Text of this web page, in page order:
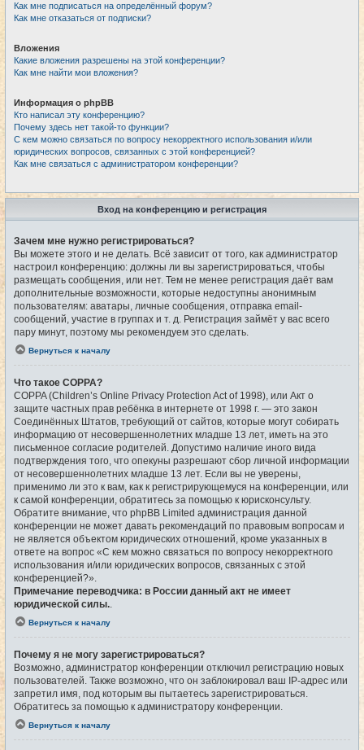
Как мне подписаться на определённый форум?
Как мне отказаться от подписки?
Вложения
Какие вложения разрешены на этой конференции?
Как мне найти мои вложения?
Информация о phpBB
Кто написал эту конференцию?
Почему здесь нет такой-то функции?
С кем можно связаться по вопросу некорректного использования и/или
юридических вопросов, связанных с этой конференцией?
Как мне связаться с администратором конференции?
Вход на конференцию и регистрация
Зачем мне нужно регистрироваться?
Вы можете этого и не делать. Всё зависит от того, как администратор
настроил конференцию: должны ли вы зарегистрироваться, чтобы
размещать сообщения, или нет. Тем не менее регистрация даёт вам
дополнительные возможности, которые недоступны анонимным
пользователям: аватары, личные сообщения, отправка email-
сообщений, участие в группах и т. д. Регистрация займёт у вас всего
пару минут, поэтому мы рекомендуем это сделать.
Вернуться к началу
Что такое COPPA?
COPPA (Children’s Online Privacy Protection Act of 1998), или Акт о
защите частных прав ребёнка в интернете от 1998 г. — это закон
Соединённых Штатов, требующий от сайтов, которые могут собирать
информацию от несовершеннолетних младше 13 лет, иметь на это
письменное согласие родителей. Допустимо наличие иного вида
подтверждения того, что опекуны разрешают сбор личной информации
от несовершеннолетних младше 13 лет. Если вы не уверены,
применимо ли это к вам, как к регистрирующемуся на конференции, или
к самой конференции, обратитесь за помощью к юрисконсульту.
Обратите внимание, что phpBB Limited администрация данной
конференции не может давать рекомендаций по правовым вопросам и
не является объектом юридических отношений, кроме указанных в
ответе на вопрос «С кем можно связаться по вопросу некорректного
использования и/или юридических вопросов, связанных с этой
конференцией?».
Примечание переводчика: в России данный акт не имеет
юридической силы.
Вернуться к началу
Почему я не могу зарегистрироваться?
Возможно, администратор конференции отключил регистрацию новых
пользователей. Также возможно, что он заблокировал ваш IP-адрес или
запретил имя, под которым вы пытаетесь зарегистрироваться.
Обратитесь за помощью к администратору конференции.
Вернуться к началу